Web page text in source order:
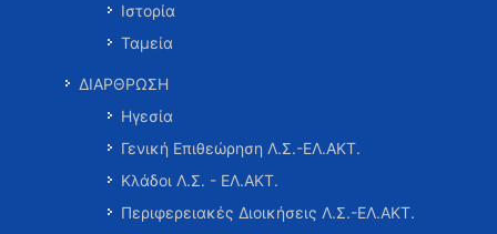
Ιστορία
Ταμεία
ΔΙΑΡΘΡΩΣΗ
Ηγεσία
Γενική Επιθεώρηση Λ.Σ.-ΕΛ.ΑΚΤ.
Κλάδοι Λ.Σ. - ΕΛ.ΑΚΤ.
Περιφερειακές Διοικήσεις Λ.Σ.-ΕΛ.ΑΚΤ.